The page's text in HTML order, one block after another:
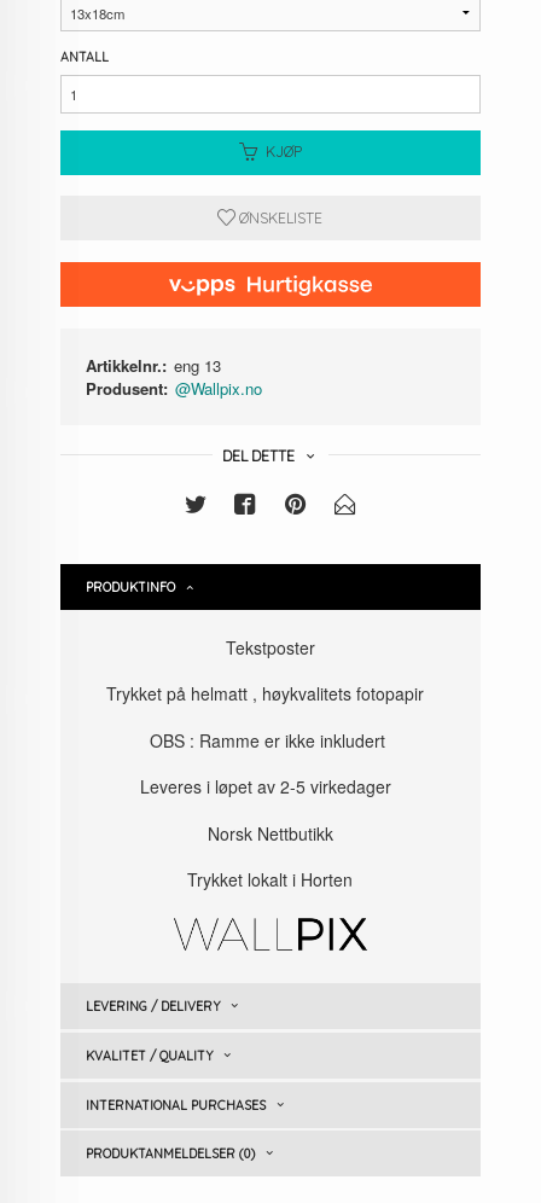
ANTALL
KJØP
ØNSKELISTE
Artikkelnr.: eng 13
Produsent: @Wallpix.no
DEL DETTE
PRODUKTINFO
Tekstposter
Trykket på helmatt , høykvalitets fotopapir
OBS : Ramme er ikke inkludert
Leveres i løpet av 2-5 virkedager
Norsk Nettbutikk
Trykket lokalt i Horten
LEVERING / DELIVERY
KVALITET / QUALITY
INTERNATIONAL PURCHASES
PRODUKTANMELDELSER (0)